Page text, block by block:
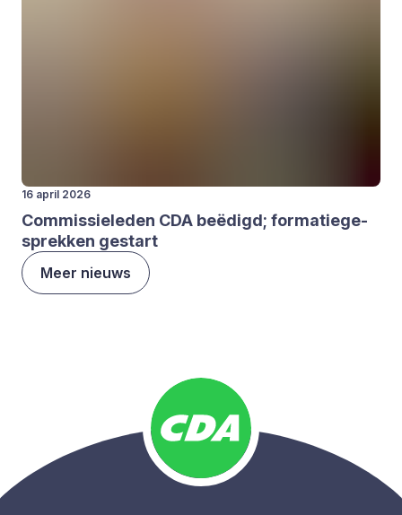
16 april 2026
Com­mis­sie­le­den CDA beë­digd; for­ma­tie­ge­
sprek­ken gestart
Meer nieuws